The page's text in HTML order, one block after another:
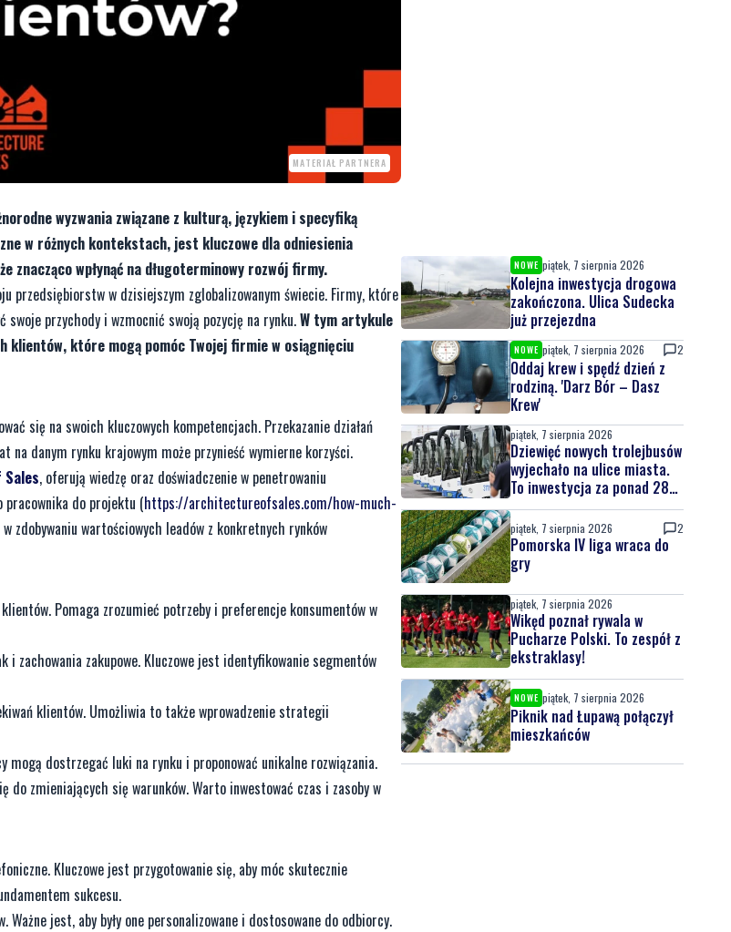
MATERIAŁ PARTNERA
wyzwania związane z kulturą, językiem i specyfiką
w różnych kontekstach, jest kluczowe dla odniesienia
znacząco wpłynąć na długoterminowy rozwój firmy.
przedsiębiorstw w dzisiejszym zglobalizowanym świecie. Firmy, które
przychody i wzmocnić swoją pozycję na rynku.W tym artykule
klientów, które mogą pomóc Twojej firmie w osiągnięciu
się na swoich kluczowych kompetencjach. Przekazanie działań
na danym rynku krajowym może przynieść wymierne korzyści.
, oferują wiedzę oraz doświadczenie w penetrowaniu
pracownika do projektu (https://architectureofsales.com/how-much-
zdobywaniu wartościowych leadów z konkretnych rynków
Pomaga zrozumieć potrzeby i preferencje konsumentów w
zachowania zakupowe. Kluczowe jest identyfikowanie segmentów
klientów. Umożliwia to także wprowadzenie strategii
dostrzegać luki na rynku i proponować unikalne rozwiązania.
do zmieniających się warunków. Warto inwestować czas i zasoby w
Kluczowe jest przygotowanie się, aby móc skutecznie
sukcesu.
jest, aby były one personalizowane i dostosowane do odbiorcy.
NOWE piątek, 7 sierpnia 2026
Kolejna inwestycja drogowa
zakończona. Ulica Sudecka
już przejezdna
NOWE piątek, 7 sierpnia 2026 2
Oddaj krew i spędź dzień z
rodziną. 'Darz Bór – Dasz
Krew'
piątek, 7 sierpnia 2026
Dziewięć nowych trolejbusów
wyjechało na ulice miasta.
To inwestycja za ponad 28
mln zł
piątek, 7 sierpnia 2026 2
Pomorska IV liga wraca do
gry
piątek, 7 sierpnia 2026
Wikęd poznał rywala w
Pucharze Polski. To zespół z
ekstraklasy!
NOWE piątek, 7 sierpnia 2026
Piknik nad Łupawą połączył
mieszkańców